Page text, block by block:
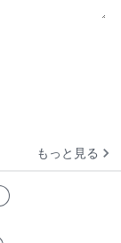
もっと見る